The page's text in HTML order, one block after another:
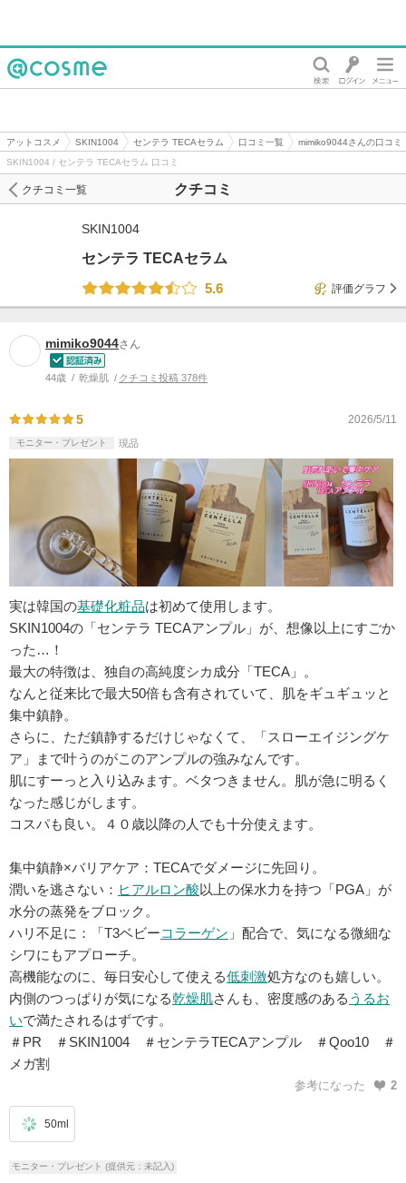
アットコスメ SKIN1004 センテラ TECAセラム 口コミ一覧
mimiko9044さんの口コミ
SKIN1004 / センテラ TECAセラム 口コミ
クチコミ
クチコミ一覧
SKIN1004
センテラ TECAセラム
5.6
評価グラフ
mimiko9044さん
44歳 乾燥肌 クチコミ投稿 378件
5 2026/5/11
モニター・プレゼント 現品
実は韓国の基礎化粧品は初めて使用します。
SKIN1004の「センテラ TECAアンプル」が、想像以上にすごか
った…！
最大の特徴は、独自の高純度シカ成分「TECA」。
なんと従来比で最大50倍も含有されていて、肌をギュギュッと
集中鎮静。
さらに、ただ鎮静するだけじゃなくて、「スローエイジングケ
ア」まで叶うのがこのアンプルの強みなんです。
肌にすーっと入り込みます。ベタつきません。肌が急に明るく
なった感じがします。
コスパも良い。４０歳以降の人でも十分使えます。
集中鎮静×バリアケア：TECAでダメージに先回り。
潤いを逃さない： ヒアルロン酸以上の保水力を持つ「PGA」が
水分の蒸発をブロック。
ハリ不足に：「T3ベビーコラーゲン 」配合で、気になる微細な
シワにもアプローチ。
高機能なのに、毎日安心して使える低刺激処方なのも嬉しい。
内側のつっぱりが気になる乾燥肌さんも、密度感のある うるお
いで満たされるはずです。
＃PR ＃SKIN1004 ＃センテラTECAアンプル ＃Qoo10 ＃
メガ割
参考になった 2
50ml
モニター・プレゼント (提供元：未記入)